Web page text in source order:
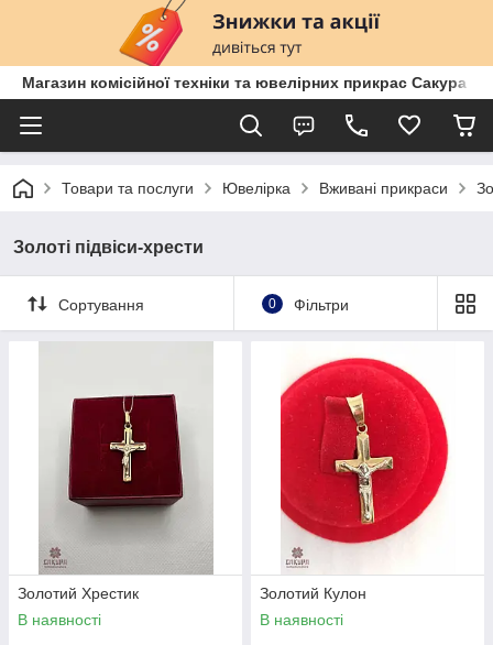
Магазин комісійної техніки та ювелірних прикрас Сакура
Товари та послуги Ювелірка Вживані прикраси
Золоті підвіси-хрести
Сортування 0 Фільтри
Золотий Хрестик
В наявності
Золотий Кулон
В наявності